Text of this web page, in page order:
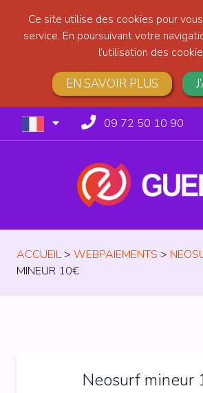
Ce site utilise des cookies pour
service. En poursuivant votre
l’utilisation des
EN SAVOIR PLUS
09 72 50 10 90
ACCUEIL> WEBPAIEMENTS >
MINEUR 10€
Neosurf mineur